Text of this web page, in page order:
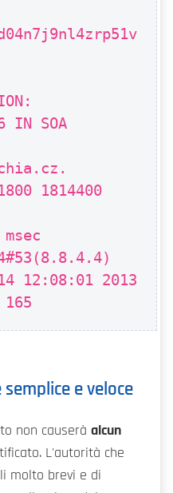
IN SOA
1814400
12:08:01 2013
e veloce
non causerà alcun
L'autorità che
molto brevi e di